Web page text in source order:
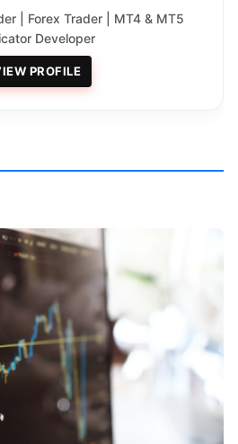
| Forex Trader | MT4 & MT5
Developer
PROFILE